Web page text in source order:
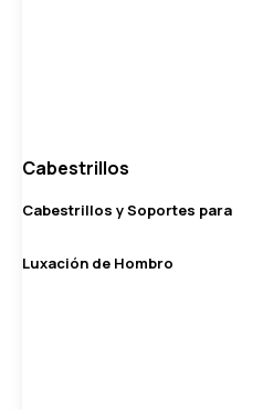
Cabestrillos
Cabestrillos y Soportes para
Luxación de Hombro